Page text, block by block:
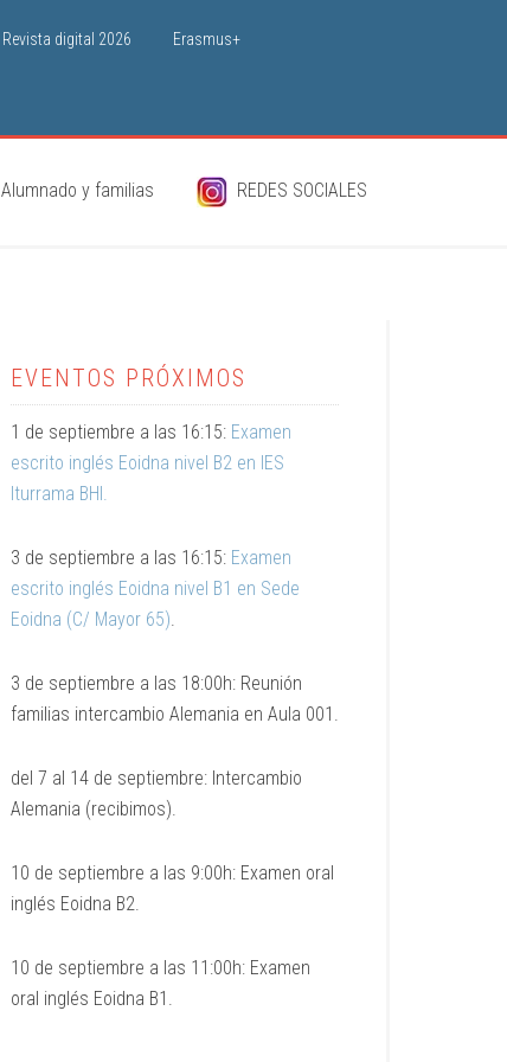
Revista digital 2026 Erasmus+
Alumnado y familias REDES SOCIALES
EVENTOS PRÓXIMOS
1 de septiembre a las 16:15: Examen
escrito inglés Eoidna nivel B2 en IES
Iturrama BHI.
3 de septiembre a las 16:15: Examen
escrito inglés Eoidna nivel B1 en Sede
Eoidna (C/ Mayor 65).
3 de septiembre a las 18:00h: Reunión
familias intercambio Alemania en Aula 001.
del 7 al 14 de septiembre: Intercambio
Alemania (recibimos).
10 de septiembre a las 9:00h: Examen oral
inglés Eoidna B2.
10 de septiembre a las 11:00h: Examen
oral inglés Eoidna B1.